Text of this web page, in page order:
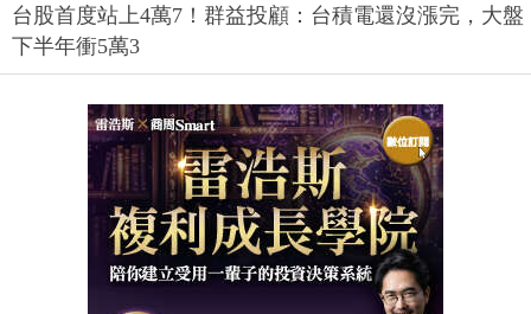
台股首度站上4萬7！群益投顧：台積電還沒漲完，大盤
下半年衝5萬3